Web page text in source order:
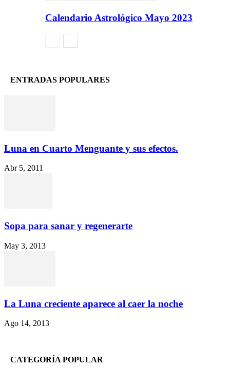
Calendario Astrológico Mayo 2023
ENTRADAS POPULARES
Luna en Cuarto Menguante y sus efectos.
Abr 5, 2011
Sopa para sanar y regenerarte
May 3, 2013
La Luna creciente aparece al caer la noche
Ago 14, 2013
CATEGORÍA POPULAR